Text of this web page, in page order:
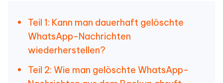
Teil 1: Kann man dauerhaft gelöschte
WhatsApp-Nachrichten
wiederherstellen?
Teil 2: Wie man gelöschte WhatsApp-